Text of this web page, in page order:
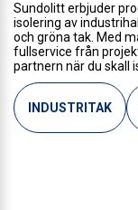
Sundolitt erbjuder
isolering av
och gröna tak. Med
fullservice från
partnern när du skall
INDUSTRITAK